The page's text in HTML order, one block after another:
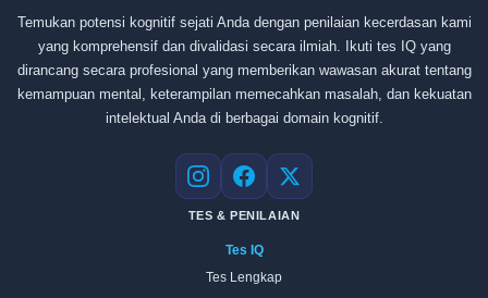
Temukan potensi kognitif sejati Anda dengan penilaian kecerdasan kami
yang komprehensif dan divalidasi secara ilmiah. Ikuti tes IQ yang
dirancang secara profesional yang memberikan wawasan akurat tentang
kemampuan mental, keterampilan memecahkan masalah, dan kekuatan
intelektual Anda di berbagai domain kognitif.
Instagram
Facebook
X
TES & PENILAIAN
Tes IQ
Tes Lengkap